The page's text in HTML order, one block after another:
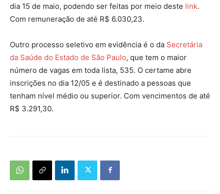
dia 15 de maio, podendo ser feitas por meio deste link.
Com remuneração de até R$ 6.030,23.
Outro processo seletivo em evidência é o da Secretária
da Saúde do Estado de São Paulo, que tem o maior
número de vagas em toda lista, 535. O certame abre
inscrições no dia 12/05 e é destinado a pessoas que
tenham nível médio ou superior. Com vencimentos de até
R$ 3.291,30.